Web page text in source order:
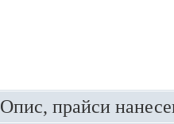
Опис, прайси